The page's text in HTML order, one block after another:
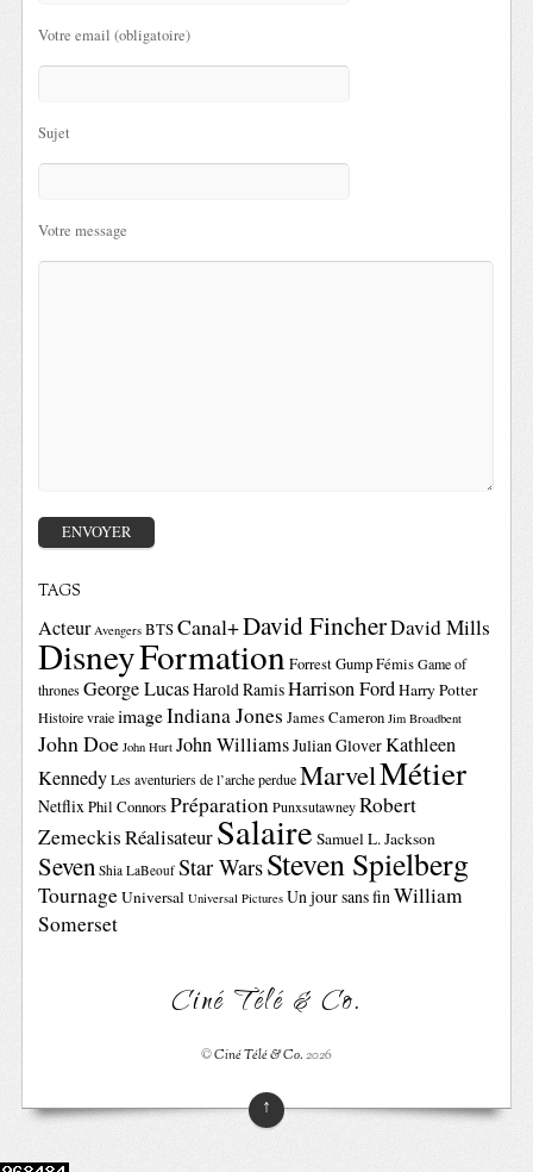
Votre email (obligatoire)
Sujet
Votre message
TAGS
Acteur Avengers BTSCanal+David FincherDavid Mills
DisneyFormationForrest GumpFémis Game of
thrones George LucasHarold RamisHarrison FordHarry Potter
Histoire vraie imageIndiana Jones James Cameron Jim Broadbent
John Doe John Hurt John WilliamsJulian GloverKathleen
Kennedy Les aventuriers de l’arche perdue MarvelMétier
NetflixPhil ConnorsPréparation Punxsutawney Robert
ZemeckisRéalisateurSalaire Samuel L. Jackson
Seven Shia LaBeouf Star WarsSteven Spielberg
TournageUniversal Universal Pictures Un jour sans finWilliam
Somerset
Ciné Télé & Co.
©Ciné Télé & Co.2026
↑